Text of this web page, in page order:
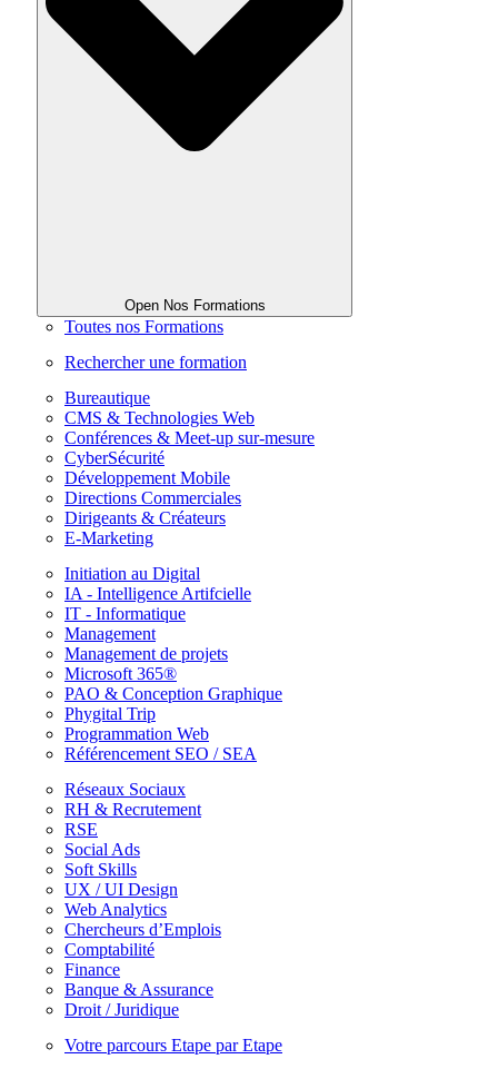
Open Nos Formations
Toutes nos Formations
Rechercher une formation
Bureautique
CMS & Technologies Web
Conférences & Meet-up sur-mesure
CyberSécurité
Développement Mobile
Directions Commerciales
Dirigeants & Créateurs
E-Marketing
Initiation au Digital
IA - Intelligence Artifcielle
IT - Informatique
Management
Management de projets
Microsoft 365®
PAO & Conception Graphique
Phygital Trip
Programmation Web
Référencement SEO / SEA
Réseaux Sociaux
RH & Recrutement
RSE
Social Ads
Soft Skills
UX / UI Design
Web Analytics
Chercheurs d’Emplois
Comptabilité
Finance
Banque & Assurance
Droit / Juridique
Votre parcours Etape par Etape